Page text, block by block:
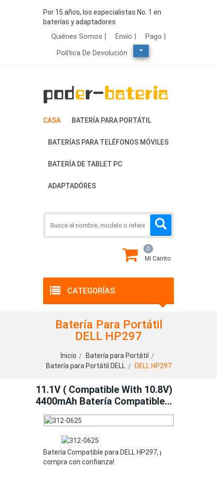
Por 15 años, los especialistas No. 1 en
baterías y adaptadores
Quiénes Somos | Envío |
Pago |
Política De Devolución
CASA BATERÍA PARA PORTÁTIL
BATERÍAS PARA TELÉFONOS MÓVILES
BATERÍA DE TABLET PC
ADAPTADÓRES
CATEGORÍAS
0
Mi Carrito
Batería Para Portátil
DELL HP297
Inicio
Batería para Portátil
Batería para Portátil DELL
DELL HP297
11.1V ( Compatible With 10.8V)
4400mAh Batería Compatible
Con DELL HP297
Batería Compatible para DELL HP297, ¡
compra con confianza!